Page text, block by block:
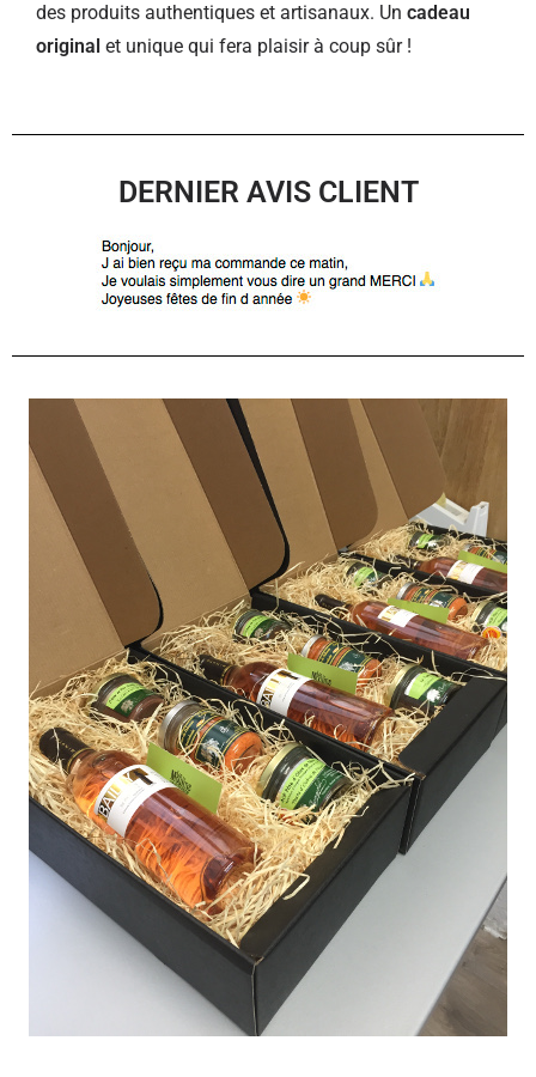
des produits authentiques et artisanaux. Un cadeau
original et unique qui fera plaisir à coup sûr !
DERNIER AVIS CLIENT